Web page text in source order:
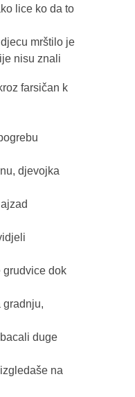
lice ko da to
mrštilo je
nisu znali
farsičan k
djevojka
grudvice dok
gradnju,
duge
na